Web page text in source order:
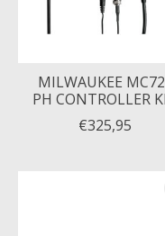
MILWAUKEE
PH CONTROLLER
€325,95